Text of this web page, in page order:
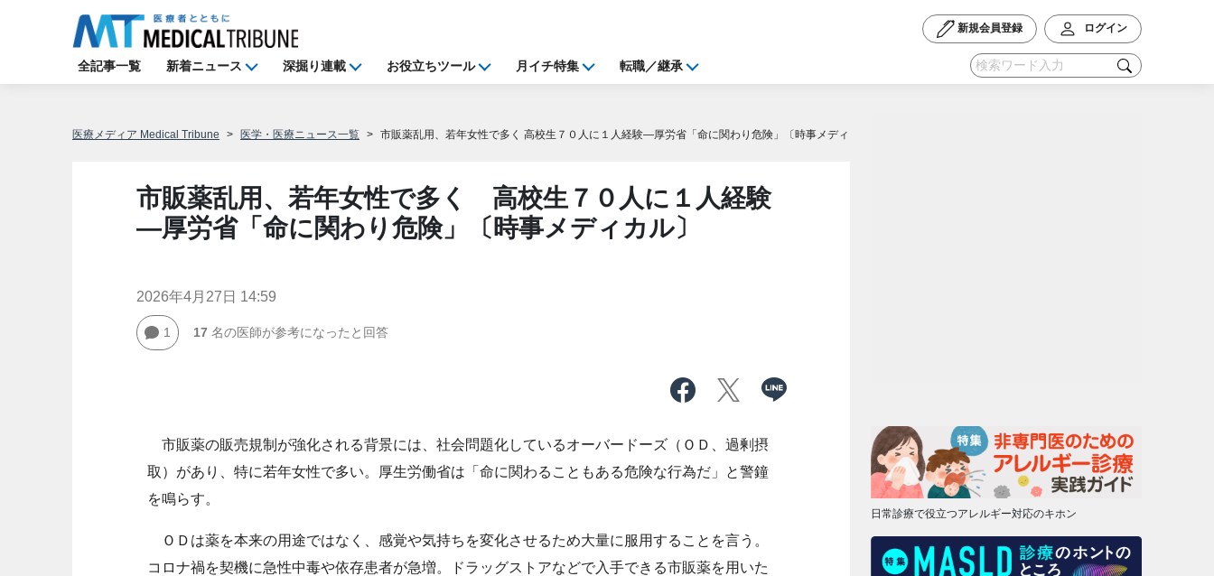
新規会員登録 ログイン
全記事一覧 新着ニュース 深掘り連載 お役立ちツール 月イチ特集 転職／継承
医療メディア Medical Tribune 医学・医療ニュース一覧 市販薬乱用、若年女性で多く 高校生７０人に１人経験―厚労省「命に関わり危険」〔時事メディカル〕
市販薬乱用、若年女性で多く 高校生７０人に１人経験
―厚労省「命に関わり危険」〔時事メディカル〕
2026年4月27日 14:59
1 17名の医師が参考になったと回答
市販薬の販売規制が強化される背景には、社会問題化しているオーバードーズ（ＯＤ、過剰摂
取）があり、特に若年女性で多い。厚生労働省は「命に関わることもある危険な行為だ」と警鐘
を鳴らす。
ＯＤは薬を本来の用途ではなく、感覚や気持ちを変化させるため大量に服用することを言う。
コロナ禍を契機に急性中毒や依存患者が急増。ドラッグストアなどで入手できる市販薬を用いた
日常診療で役立つアレルギー対応のキホン